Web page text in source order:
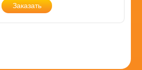
Заказать